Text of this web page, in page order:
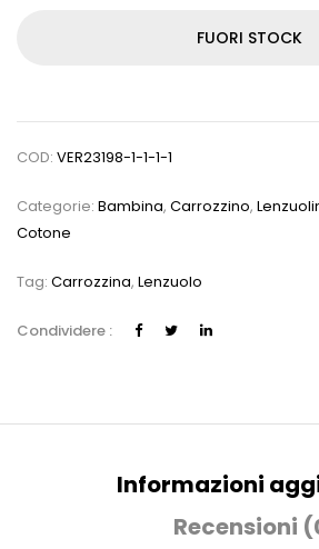
FUORI STOCK
COD: VER23198-1-1-1-1
Categorie: Bambina, Carrozzino,
Cotone
Tag: Carrozzina, Lenzuolo
Condividere :
Informazioni
Recensioni